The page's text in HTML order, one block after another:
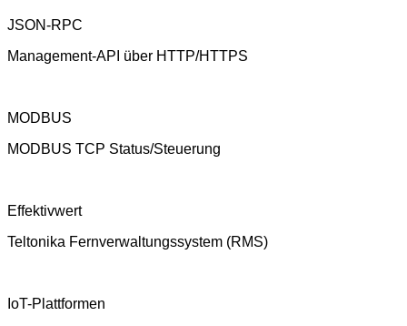
JSON-RPC
Management-API über HTTP/HTTPS
MODBUS
MODBUS TCP Status/Steuerung
Effektivwert
Teltonika Fernverwaltungssystem (RMS)
IoT-Plattformen